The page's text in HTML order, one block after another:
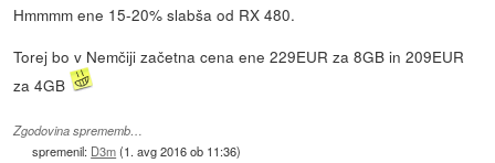
Hmmmm ene 15-20% slabša od RX 480.
Torej bo v Nemčiji začetna cena ene 229EUR za 8GB in 209EUR
za 4GB
Zgodovina sprememb…
spremenil: D3m(1. avg 2016 ob 11:36)